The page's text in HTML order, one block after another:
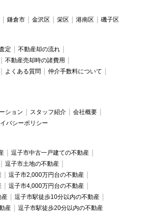
鎌倉市 金沢区 栄区 港南区 磯子区
定
不動産却の流れ
不動産売却時の諸費用
よくある質問
仲介手数料について
ション スタッフ紹介
会社概要
バシーポリシー
逗子市中古一戸建ての不動産
逗子市土地の不動産
逗子市2,000万円台の不動産
逗子市4,000万円台の不動産
産
逗子市駅徒歩10分以内の不動産
産
逗子市駅徒歩20分以内の不動産